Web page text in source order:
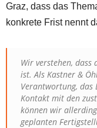
Graz, dass das
konkrete Frist nennt
Wir verstehen, dass
ist. Als Kastner &
Verantwortung, das
Kontakt mit den
können wir
geplanten